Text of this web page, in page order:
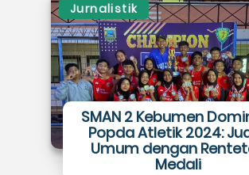
Jurnalistik
SMAN 2 Kebumen
Popda Atletik 2024:
Umum dengan
Medali